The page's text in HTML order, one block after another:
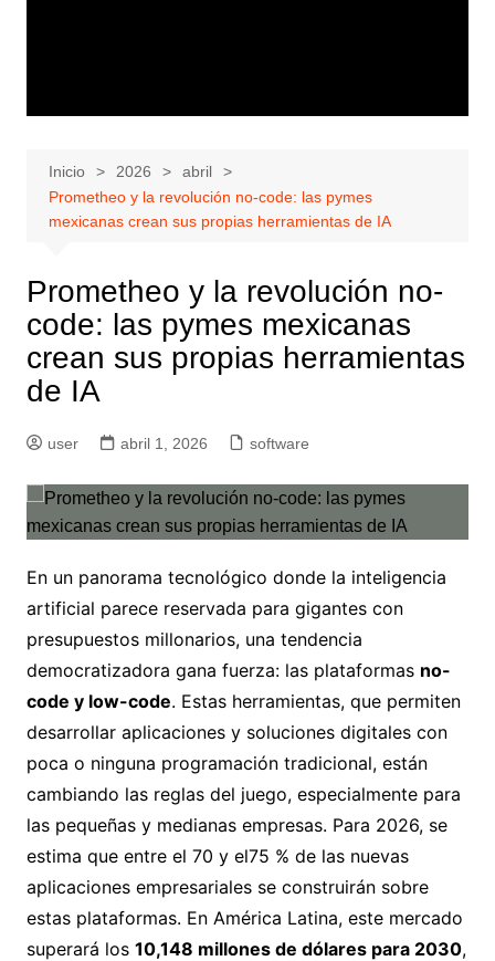
Inicio 2026
abril
Prometheo y la revolución no-code: las pymes
mexicanas crean sus propias herramientas de IA
Prometheo y la revolución no-
code: las pymes mexicanas
crean sus propias herramientas
de IA
user abril 1, 2026 software
En un panorama tecnológico donde la inteligencia
artificial parece reservada para gigantes con
presupuestos millonarios, una tendencia
democratizadora gana fuerza: las plataformas no-
code y low-code. Estas herramientas, que permiten
desarrollar aplicaciones y soluciones digitales con
poca o ninguna programación tradicional, están
cambiando las reglas del juego, especialmente para
las pequeñas y medianas empresas. Para 2026, se
estima que entre el 70 y el75 % de las nuevas
aplicaciones empresariales se construirán sobre
estas plataformas. En América Latina, este mercado
superará los 10,148 millones de dólares para 2030,